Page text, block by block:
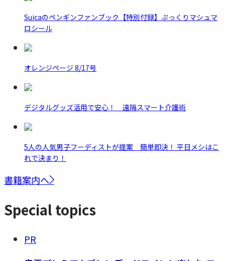
Suicaのペンギンファンブック【特別付録】ぷっくりマシュマ
ロシール
オレンジページ 8/17号
デジタルグッズ活用で安心！ 遠隔スマート介護術
5人の人気男子フーディストが提案 簡単即決！ 平日メシはこ
れで決まり！
書籍案内へ
Special topics
PR